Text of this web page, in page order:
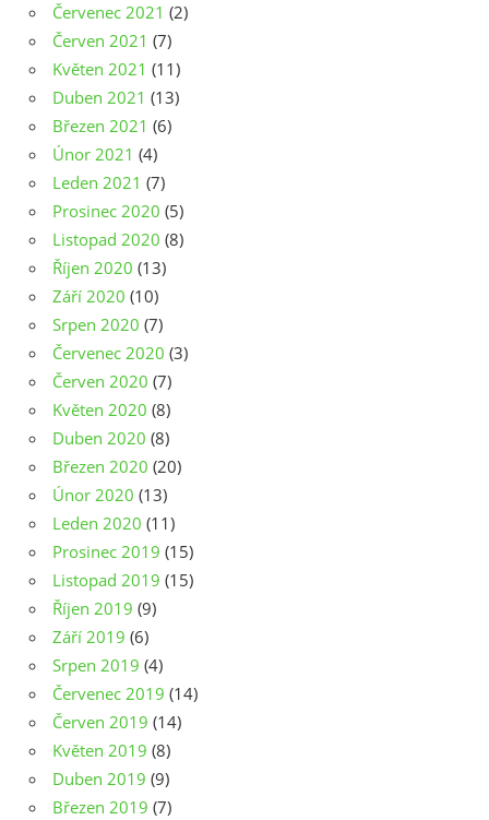
Červenec 2021 (2)
Červen 2021 (7)
Květen 2021 (11)
Duben 2021 (13)
Březen 2021 (6)
Únor 2021 (4)
Leden 2021 (7)
Prosinec 2020 (5)
Listopad 2020 (8)
Říjen 2020 (13)
Září 2020 (10)
Srpen 2020 (7)
Červenec 2020 (3)
Červen 2020 (7)
Květen 2020 (8)
Duben 2020 (8)
Březen 2020 (20)
Únor 2020 (13)
Leden 2020 (11)
Prosinec 2019 (15)
Listopad 2019 (15)
Říjen 2019 (9)
Září 2019 (6)
Srpen 2019 (4)
Červenec 2019 (14)
Červen 2019 (14)
Květen 2019 (8)
Duben 2019 (9)
Březen 2019 (7)